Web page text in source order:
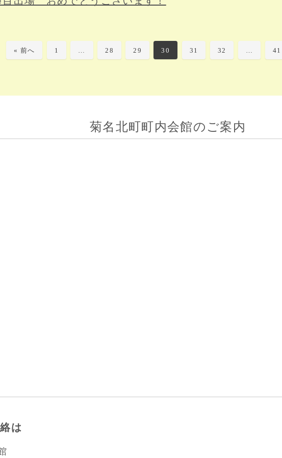
« 前へ 1 28 29 30 31 32 41
菊名北町町内会館のご案内
は